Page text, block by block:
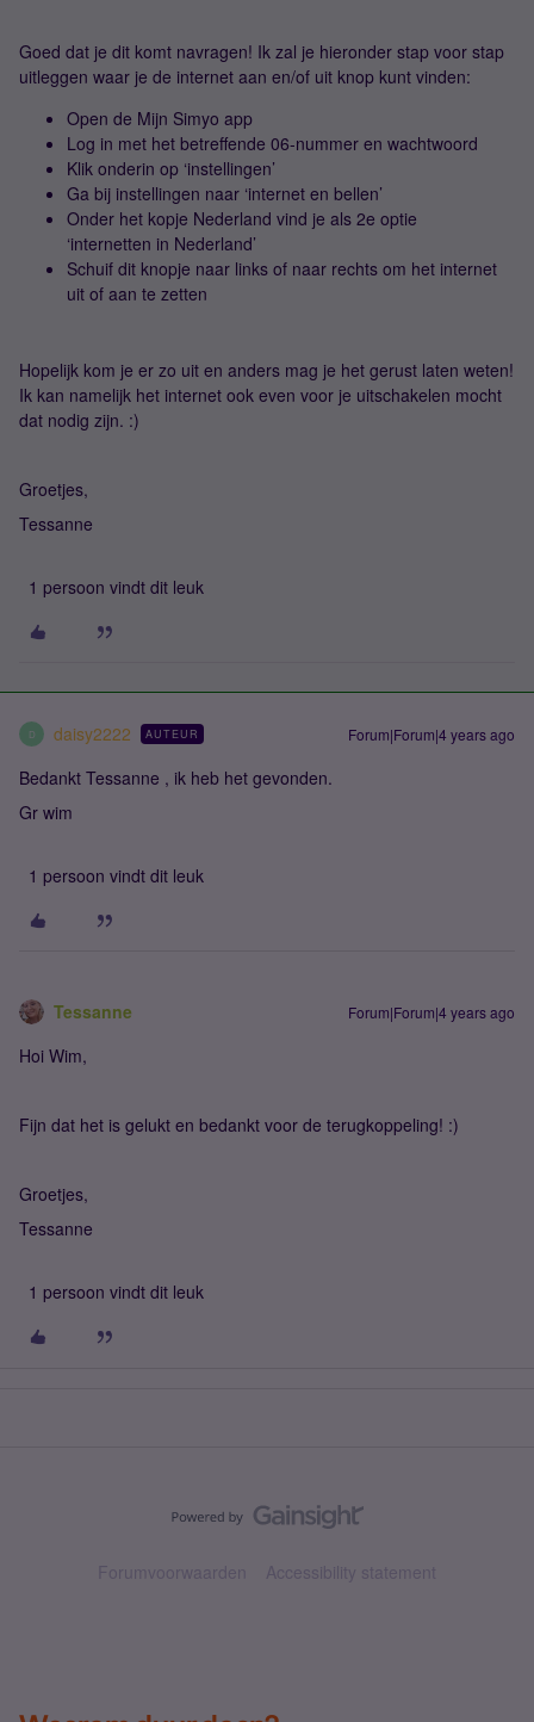
Goed dat je dit komt navragen! Ik zal je hieronder stap voor stap
uitleggen waar je de internet aan en/of uit knop kunt vinden:
Open de Mijn Simyo app
Log in met het betreffende 06-nummer en wachtwoord
Klik onderin op ‘instellingen’
Ga bij instellingen naar ‘internet en bellen’
Onder het kopje Nederland vind je als 2e optie
‘internetten in Nederland’
Schuif dit knopje naar links of naar rechts om het internet
uit of aan te zetten
Hopelijk kom je er zo uit en anders mag je het gerust laten weten!
Ik kan namelijk het internet ook even voor je uitschakelen mocht
dat nodig zijn. :)
Groetjes,
Tessanne
1 persoon vindt dit leuk
D daisy2222 AUTEUR Forum|Forum|4 years ago
Bedankt Tessanne , ik heb het gevonden.
Gr wim
1 persoon vindt dit leuk
Tessanne Forum|Forum|4 years ago
Hoi Wim,
Fijn dat het is gelukt en bedankt voor de terugkoppeling! :)
Groetjes,
Tessanne
1 persoon vindt dit leuk
Forumvoorwaarden Accessibility statement